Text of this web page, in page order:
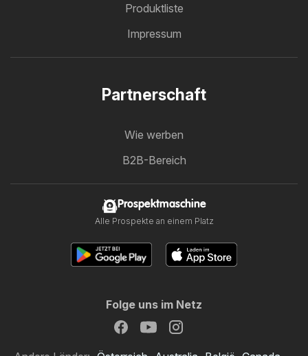
Produktliste
Impressum
Partnerschaft
Wie werben
B2B-Bereich
Prospektmaschine
Alle Prospekte an einem Platz
Folge uns im Netz